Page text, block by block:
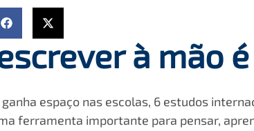
à mão
espaço nas escolas, 6 estudos
ferramenta importante para pensar,